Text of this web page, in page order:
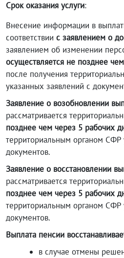
Срок оказания услуги:
Внесение информации в
соответствии с заявлением о
заявлением об изменении
осуществляется не позднее
после получения
указанных заявлений с
Заявление о возобновлении
рассматривается
позднее чем через 5 рабочих
территориальным органом СФР
документов.
Заявление о восстановлении
рассматривается
позднее чем через 5 рабочих
территориальным органом СФР
документов.
Выплата пенсии
в случае отмены